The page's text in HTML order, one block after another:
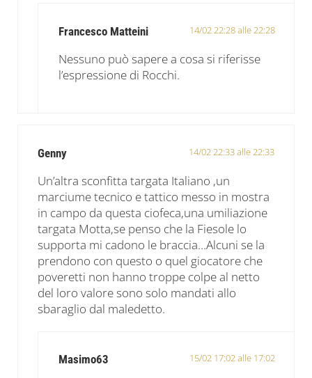
Francesco Matteini 14/02 22:28 alle 22:28
Nessuno può sapere a cosa si riferisse
l’espressione di Rocchi.
Genny 14/02 22:33 alle 22:33
Un’altra sconfitta targata Italiano ,un
marciume tecnico e tattico messo in mostra
in campo da questa ciofeca,una umiliazione
targata Motta,se penso che la Fiesole lo
supporta mi cadono le braccia…Alcuni se la
prendono con questo o quel giocatore che
poveretti non hanno troppe colpe al netto
del loro valore sono solo mandati allo
sbaraglio dal maledetto.
Masimo63 15/02 17:02 alle 17:02